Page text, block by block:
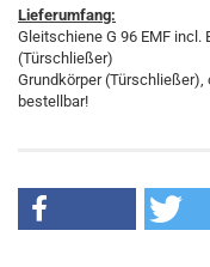
Lieferumfang:
Gleitschiene G 96 EMF
(Türschließer)
Grundkörper
bestellbar!